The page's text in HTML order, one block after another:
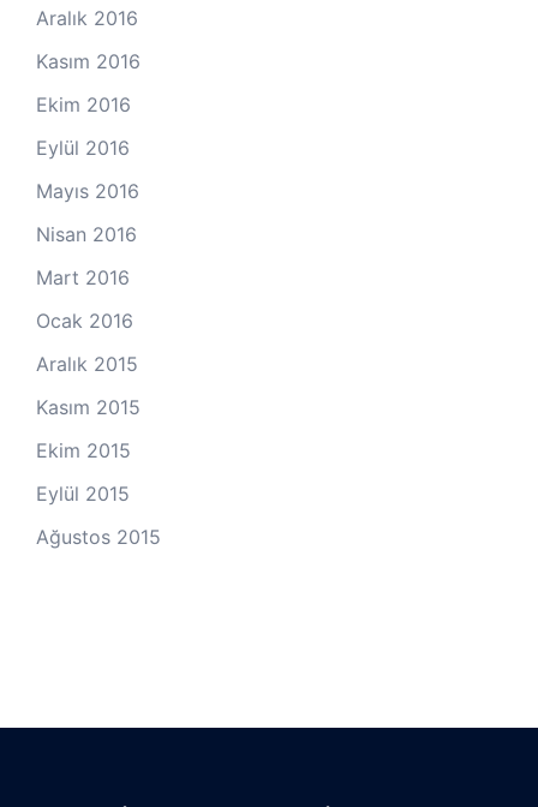
Aralık 2016
Kasım 2016
Ekim 2016
Eylül 2016
Mayıs 2016
Nisan 2016
Mart 2016
Ocak 2016
Aralık 2015
Kasım 2015
Ekim 2015
Eylül 2015
Ağustos 2015